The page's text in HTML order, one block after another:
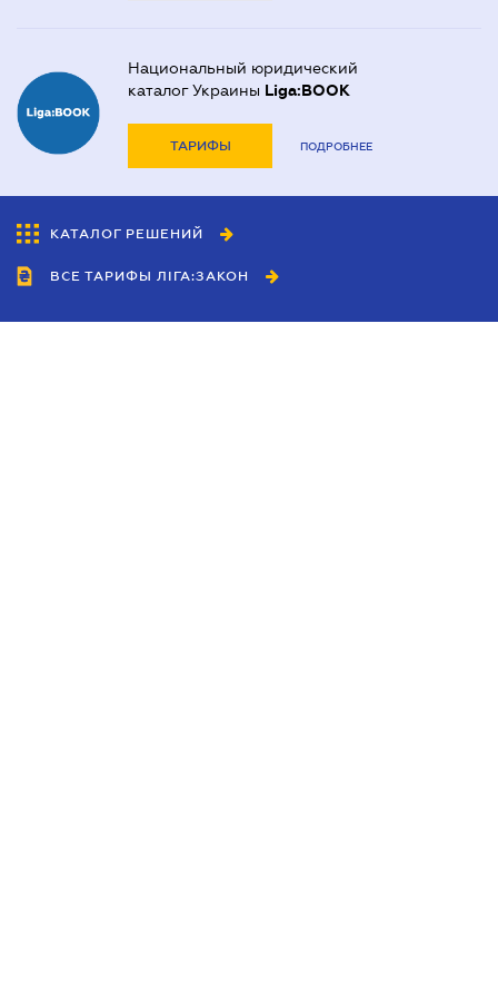
Национальный юридический
каталог Украины Liga:BOOK
ТАРИФЫ ПОДРОБНЕЕ
КАТАЛОГ РЕШЕНИЙ
ВСЕ ТАРИФЫ ЛІГА:ЗАКОН